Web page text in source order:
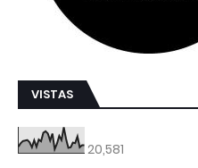
VISTAS
20,581